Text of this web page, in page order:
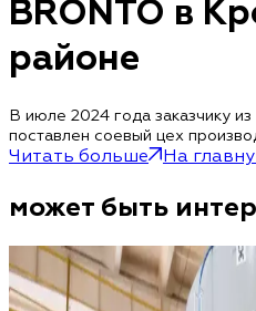
BRONTO в
районе
В июле 2024 года заказчику
поставлен соевый цех
Читать больше На
может быть